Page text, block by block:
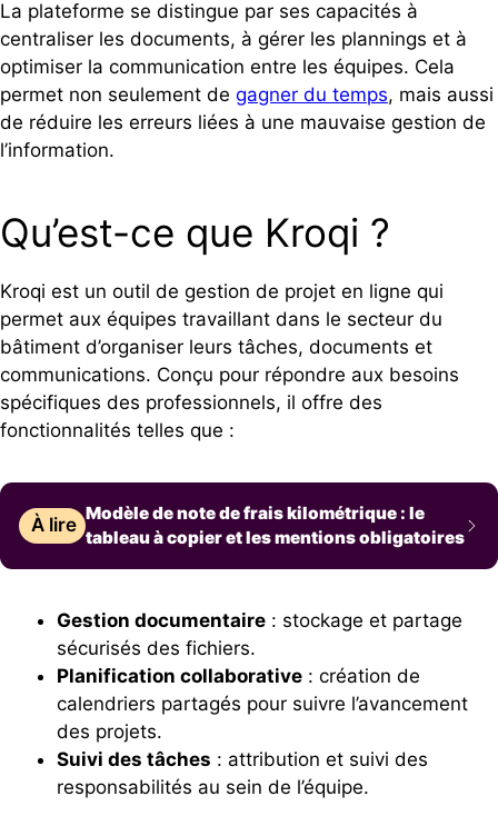
La plateforme se distingue par ses capacités à
centraliser les documents, à gérer les plannings et à
optimiser la communication entre les équipes. Cela
permet non seulement de gagner du temps, mais aussi
de réduire les erreurs liées à une mauvaise gestion de
l’information.
Qu’est-ce que Kroqi ?
Kroqi est un outil de gestion de projet en ligne qui
permet aux équipes travaillant dans le secteur du
bâtiment d’organiser leurs tâches, documents et
communications. Conçu pour répondre aux besoins
spécifiques des professionnels, il offre des
fonctionnalités telles que :
À lire
Modèle de note de frais kilométrique : le
tableau à copier et les mentions obligatoires
Gestion documentaire : stockage et partage
sécurisés des fichiers.
Planification collaborative : création de
calendriers partagés pour suivre l’avancement
des projets.
Suivi des tâches : attribution et suivi des
responsabilités au sein de l’équipe.